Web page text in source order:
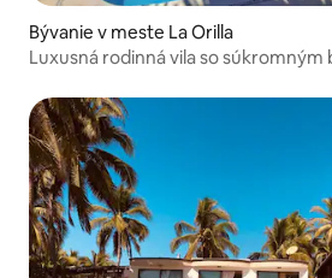
Bývanie v meste La Orilla
Luxusná rodinná vila so súkromným